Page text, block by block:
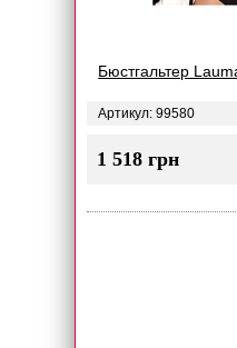
Бюстгальтер
Артикул: 99580
1 518 грн